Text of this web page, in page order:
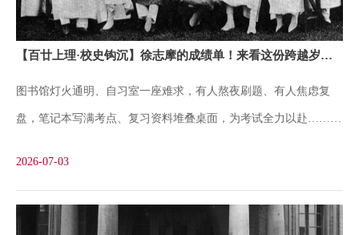
【百廿上理·校史钩沉】徐志摩的成绩单！来看这份跨越岁月的见证
图书馆灯火通明、自习室一座难求，有人熬夜刷题、有人焦虑复
盘，笔记本写满考点、复习资料堆叠桌面，为考试全力以赴……备
1931），中国现代著名诗人、散文家, 新月派代表人物。在学校档
2026-07-03